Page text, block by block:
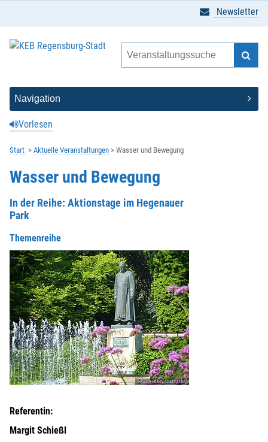
Vorlesen
Newsletter
Start Aktuelle Veranstaltungen Wasser und Bewegung
Wasser und Bewegung
In der Reihe: Aktionstage im Hegenauer
Park
Themenreihe
© pixabay.com/de/
Referentin:
Margit Schießl